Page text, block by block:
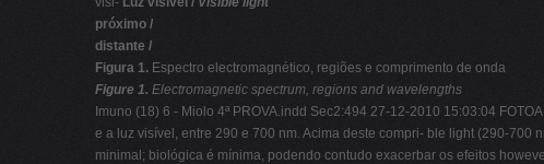
próximo /
distante /
Figura 1. Espectro electromagnético, regiões e comprimento de onda
Figure 1. Electromagnetic spectrum, regions and wavelengths
Imuno (18) 6 - Miolo 4ª PROVA.indd Sec2:494 27-12-2010 15:03:04
e a luz visível, entre 290 e 700 nm. Acima deste compri- ble light (290-
minimal; biológica é mínima, podendo contudo exacerbar os efeitos